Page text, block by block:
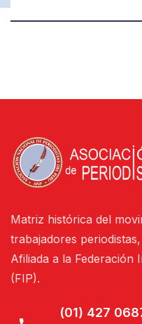
Matriz histórica del
trabajadores
Afiliada a la Federación
(FIP).
(01) 427